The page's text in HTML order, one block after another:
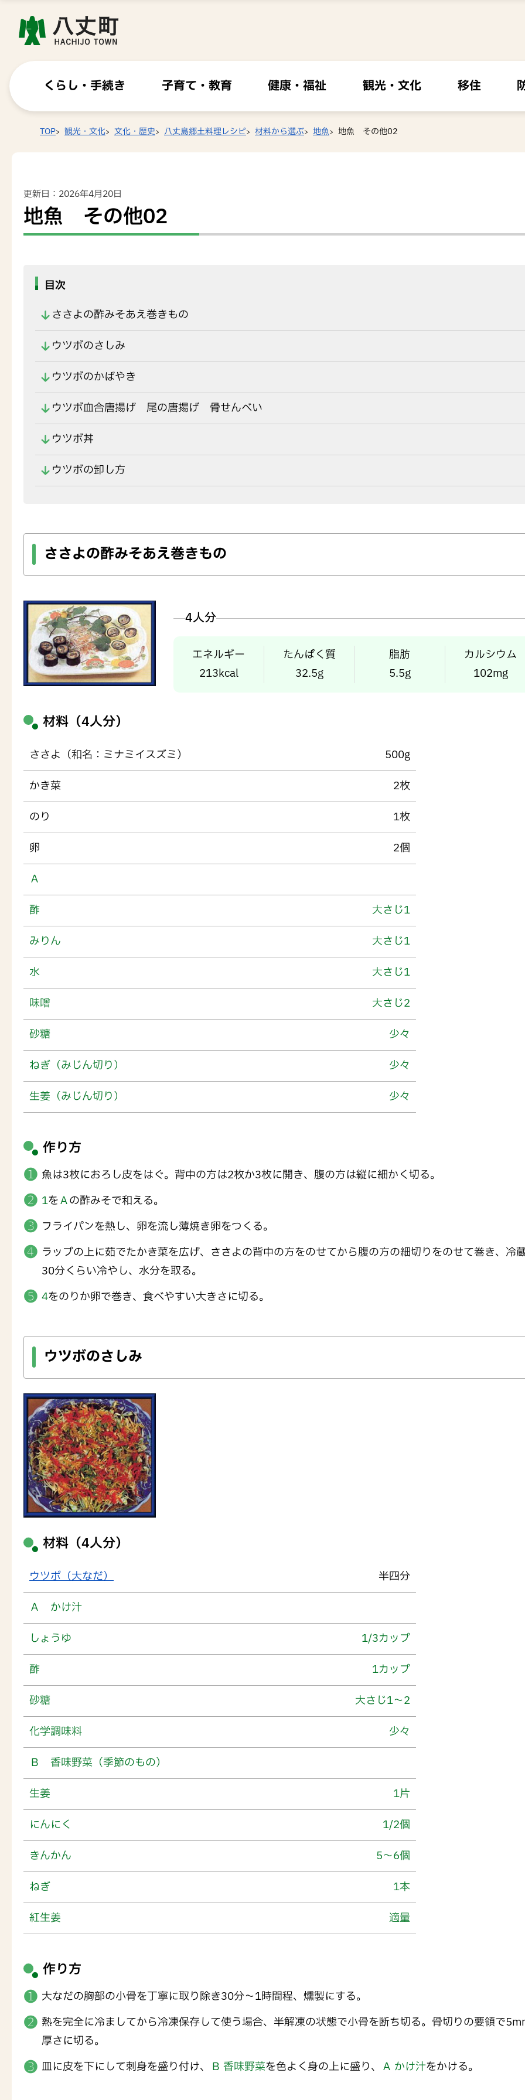
くらし・手続き 子育て・教育 健康・福祉 観光・文化 移住
TOP 観光・文化 文化・歴史 八丈島郷土料理レシピ 材料から選ぶ 地魚 地魚 その他02
更新日：2026年4月20日
地魚 その他02
目次
ささよの酢みそあえ巻きもの
ウツボのさしみ
ウツボのかばやき
ウツボ血合唐揚げ 尾の唐揚げ 骨せんべい
ウツボ丼
ウツボの卸し方
ささよの酢みそあえ巻きもの
4人分
エネルギー
213kcal
たんぱく質
32.5g
脂肪
5.5g
カルシウム
102mg
材料（4人分）
ささよ（和名：ミナミイスズミ）
500g
かき菜
2枚
のり
1枚
卵
2個
Ａ
酢
大さじ1
みりん
大さじ1
水
大さじ1
味噌
大さじ2
砂糖
少々
ねぎ（みじん切り）
少々
生姜（みじん切り）
少々
作り方
魚は3枚におろし皮をはぐ。背中の方は2枚か3枚に開き、腹の方は縦に細かく切る。
1をＡの酢みそで和える。
フライパンを熱し、卵を流し薄焼き卵をつくる。
ラップの上に茹でたかき菜を広げ、ささよの背中の方をのせてから腹の方の細切りをのせて巻き、冷
30分くらい冷やし、水分を取る。
4をのりか卵で巻き、食べやすい大きさに切る。
ウツボのさしみ
材料（4人分）
ウツボ（大なだ）
半四分
Ａ かけ汁
しょうゆ
1/3カップ
酢
1カップ
砂糖
大さじ1～2
化学調味料
少々
Ｂ 香味野菜（季節のもの）
生姜
1片
にんにく
1/2個
きんかん
5～6個
ねぎ
1本
紅生姜
適量
作り方
大なだの胸部の小骨を丁寧に取り除き30分～1時間程、燻製にする。
熱を完全に冷ましてから冷凍保存して使う場合、半解凍の状態で小骨を断ち切る。骨切りの要領で
厚さに切る。
皿に皮を下にして刺身を盛り付け、 Ｂ 香味野菜を色よく身の上に盛り、 Ａ かけ汁をかける。